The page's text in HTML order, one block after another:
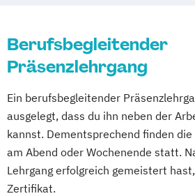
Lieferkettenprozesse in
Güterverkehr
Logistik Frachtverkehr
Logistik Grundlagen
Logistik und Lagerverwaltung
Materialwirtschaft Logistik
Supply Chain Management
Berufsbegleitender
Präsenzlehrgang
Ein berufsbegleitender
ausgelegt, dass du ihn neben der
kannst. Dementsprechend finden
am Abend oder Wochenende statt.
Lehrgang erfolgreich gemeistert
Zertifikat.